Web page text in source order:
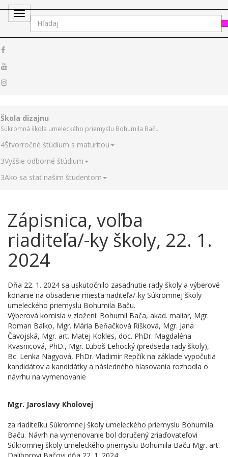
Toggle
navigation
Škola dizajnu
Súkromná škola umeleckého priemyslu Bohumila Baču
4Štvorročné štúdium s maturitou
3Vyššie odborné štúdium
3Ako sa stať našim študentom
Zápisnica, voľba
riaditeľa/-ky školy, 22. 1.
2024
​Dňa 22. 1. 2024 sa uskutočnilo zasadnutie rady školy a výberové
konanie na obsadenie miesta riaditeľa/-ky Súkromnej školy
umeleckého priemyslu Bohumila Baču.
Výberová komisia v zložení: Bohumil Bača, akad. maliar, Mgr.
Roman Balko, Mgr. Mária Beňačková Rišková, Mgr. Jana
Čavojská, Mgr. art. Matej Kokles, doc. PhDr. Magdaléna
Kvasnicová, PhD., Mgr. Ľuboš Lehocký (predseda rady školy),
Bc. Lenka Nagyová, PhDr. Vladimír Repčík na základe vypočutia
kandidátov a kandidátky a následného hlasovania rozhodla o
návrhu na vymenovanie
Mgr. Jaroslavy Kholovej
za riaditeľku Súkromnej školy umeleckého priemyslu Bohumila
Baču. Návrh na vymenovanie bol doručený zriaďovateľovi
Súkromnej školy umeleckého priemyslu Bohumila Baču Mgr. art.